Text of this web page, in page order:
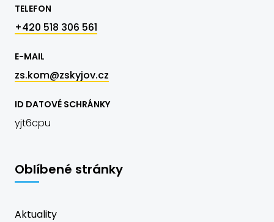
TELEFON
+420 518 306 561
E-MAIL
zs.kom@zskyjov.cz
ID DATOVÉ SCHRÁNKY
yjt6cpu
Oblíbené stránky
Aktuality